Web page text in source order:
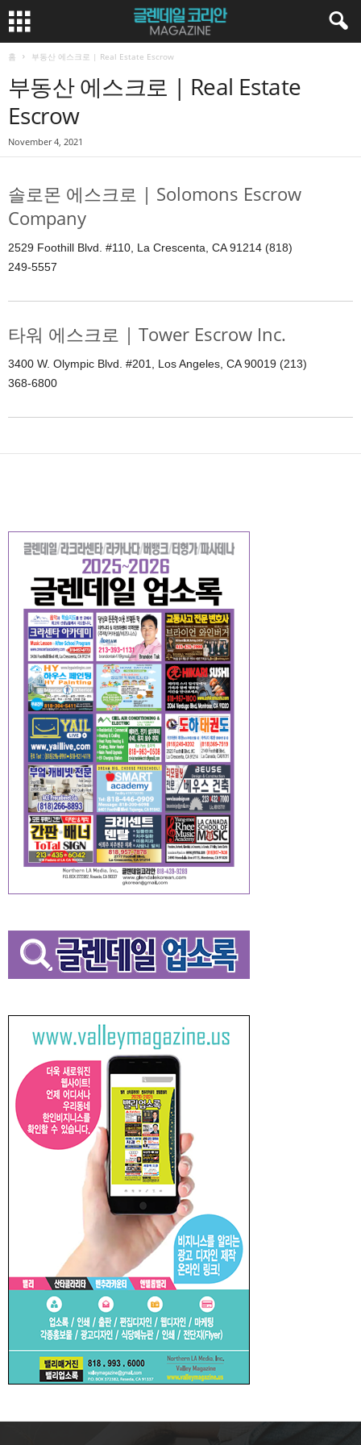
홈 부동산 에스크로 | Real Estate Escrow
부동산 에스크로 | Real Estate
Escrow
November 4, 2021
솔로몬 에스크로 | Solomons Escrow
Company
2529 Foothill Blvd. #110, La Crescenta, CA 91214 (818)
249-5557
타워 에스크로 | Tower Escrow Inc.
3400 W. Olympic Blvd. #201, Los Angeles, CA 90019 (213)
368-6800